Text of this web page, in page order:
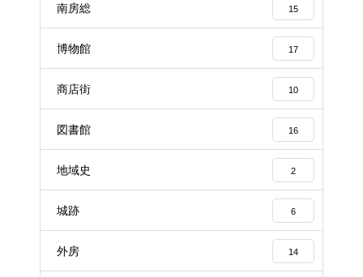
南房総 15
博物館 17
商店街 10
図書館 16
地域史 2
城跡 6
外房 14